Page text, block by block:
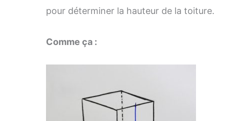
pour déterminer la hauteur de la toiture.
Comme ça :